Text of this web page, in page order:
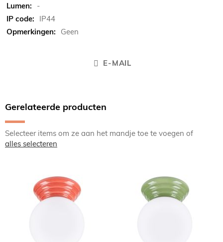
-
IP44
Geen
E-MAIL
Gerelateerde producten
Selecteer items om ze aan het mandje toe te voegen of
alles selecteren